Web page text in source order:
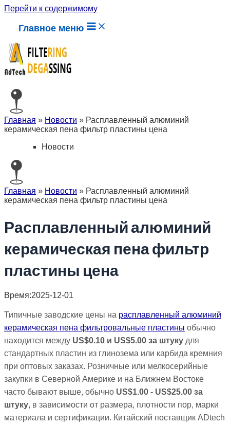
Перейти к содержимому
Главное меню
Главная » Новости » Расплавленный алюминий
керамическая пена фильтр пластины цена
Новости
Главная » Новости » Расплавленный алюминий
керамическая пена фильтр пластины цена
Расплавленный алюминий
керамическая пена фильтр
пластины цена
Время:2025-12-01
Типичные заводские цены на расплавленный алюминий
керамическая пена фильтровальные пластины обычно
находится между US$0.10 и US$5.00 за штуку для
стандартных пластин из глинозема или карбида кремния
при оптовых заказах. Розничные или мелкосерийные
закупки в Северной Америке и на Ближнем Востоке
часто бывают выше, обычно US$1.00 - US$25.00 за
штуку, в зависимости от размера, плотности пор, марки
материала и сертификации. Китайский поставщик ADtech